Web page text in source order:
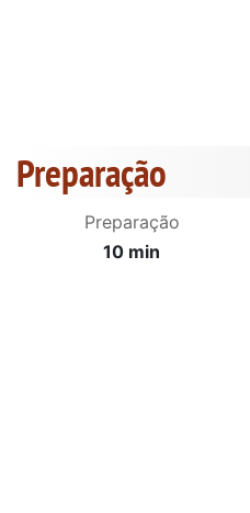
Preparação
Preparação
10 min